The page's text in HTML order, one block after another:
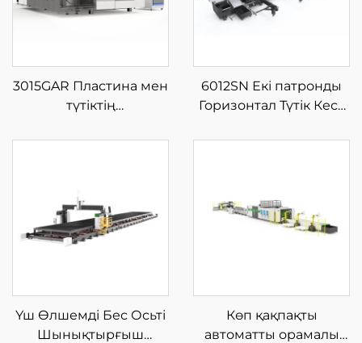
3015GAR Пластина мен
түтіктің
жабық айырбас
машинасы
6012SN Екі патронды
Горизонтал Түтік Кесу
Автоматты Жүктеумен
Үш Өлшемді Бес Осьті
Шынықтырғыш
Көп қақпақты
автоматты орамалы